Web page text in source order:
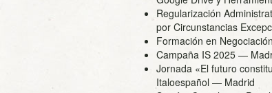
Regularización
por Circunstancias
Formación en
Campaña IS 2025 —
Jornada «El futuro
Italoespañol — Madrid